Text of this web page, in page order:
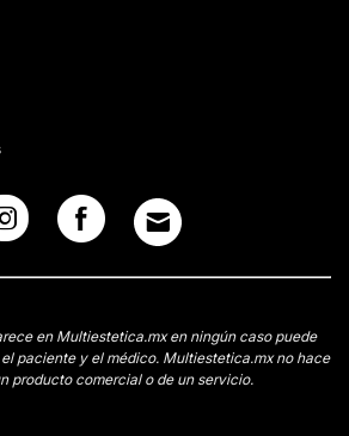
en Multiestetica.mx en ningún caso puede
paciente y el médico. Multiestetica.mx no hace
producto comercial o de un servicio.